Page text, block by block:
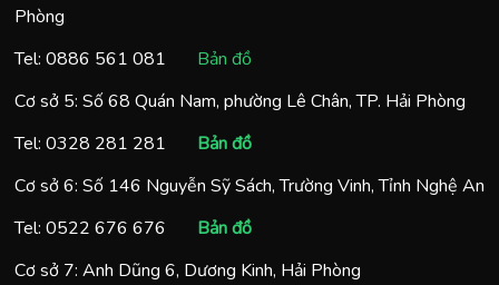
Phòng
Tel: 0886 561 081
Bản đồ
Cơ sở 5: Số 68 Quán Nam, phường Lê Chân, TP. Hải Phòng
Tel: 0328 281 281
Bản đồ
Cơ sở 6: Số 146 Nguyễn Sỹ Sách, Trường Vinh, Tỉnh Nghệ An
Tel: 0522 676 676
Bản đồ
Cơ sở 7: Anh Dũng 6, Dương Kinh, Hải Phòng